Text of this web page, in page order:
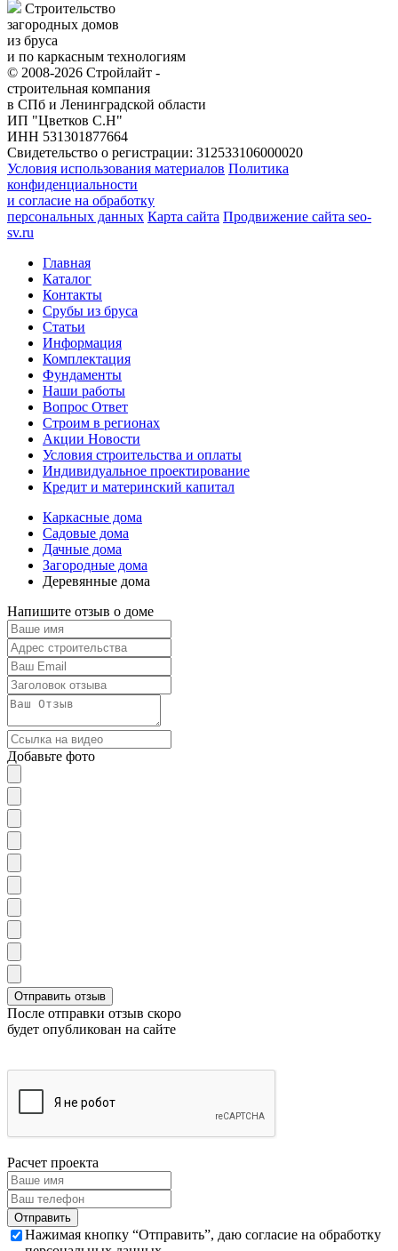
Строительство
загородных домов
из бруса
и по каркасным технологиям
© 2008-2026 Стройлайт -
строительная компания
в СПб и Ленинградской области
ИП "Цветков С.Н"
ИНН 531301877664
Свидетельство о регистрации: 312533106000020
Условия использования материалов Политика
конфиденциальности
и согласие на обработку
персональных данных Карта сайта Продвижение сайта seo-
sv.ru
Главная
Каталог
Контакты
Срубы из бруса
Статьи
Информация
Комплектация
Фундаменты
Наши работы
Вопрос Ответ
Строим в регионах
Акции Новости
Условия строительства и оплаты
Индивидуальное проектирование
Кредит и материнский капитал
Каркасные дома
Садовые дома
Дачные дома
Загородные дома
Деревянные дома
Напишите отзыв о доме
Добавьте фото
После отправки отзыв скоро
будет опубликован на сайте
Расчет проекта
Нажимая кнопку “Отправить”, даю согласие на обработку